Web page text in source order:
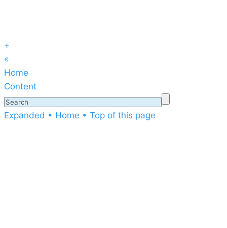
+
«
Home
Content
Expanded • Home • Top of this page